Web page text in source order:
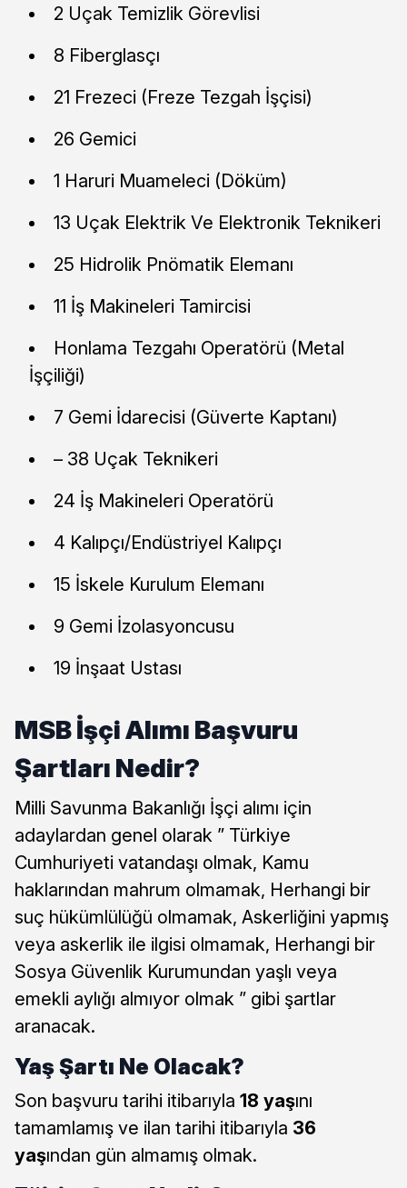
2 Uçak Temizlik Görevlisi
8 Fiberglasçı
21 Frezeci (Freze Tezgah İşçisi)
26 Gemici
1 Haruri Muameleci (Döküm)
13 Uçak Elektrik Ve Elektronik Teknikeri
25 Hidrolik Pnömatik Elemanı
11 İş Makineleri Tamircisi
Honlama Tezgahı Operatörü (Metal
İşçiliği)
7 Gemi İdarecisi (Güverte Kaptanı)
– 38 Uçak Teknikeri
24 İş Makineleri Operatörü
4 Kalıpçı/Endüstriyel Kalıpçı
15 İskele Kurulum Elemanı
9 Gemi İzolasyoncusu
19 İnşaat Ustası
MSB İşçi Alımı Başvuru
Şartları Nedir?
Milli Savunma Bakanlığı İşçi alımı için
adaylardan genel olarak ” Türkiye
Cumhuriyeti vatandaşı olmak, Kamu
haklarından mahrum olmamak, Herhangi bir
suç hükümlülüğü olmamak, Askerliğini yapmış
veya askerlik ile ilgisi olmamak, Herhangi bir
Sosya Güvenlik Kurumundan yaşlı veya
emekli aylığı almıyor olmak ” gibi şartlar
aranacak.
Yaş Şartı Ne Olacak?
Son başvuru tarihi itibarıyla 18 yaşını
tamamlamış ve ilan tarihi itibarıyla 36
yaşından gün almamış olmak.